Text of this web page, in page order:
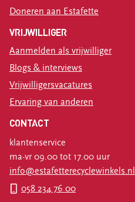
Doneren aan Estafette
VRIJWILLIGER
Aanmelden als vrijwilliger
Blogs & interviews
Vrijwilligersvacatures
Ervaring van anderen
CONTACT
klantenservice
ma-vr 09.00 tot 17.00 uur
info@estafetterecyclewinkels.nl
058 234 76 00